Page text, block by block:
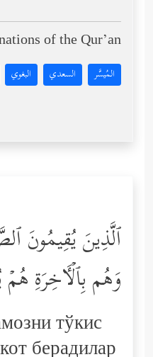
of the Qur’an:
المُيسَّر السعدي البغوي
ٱلَّذِینَ یُقِیمُونَ
وَهُم بِٱلۡـَٔاخِرَةِ هُمۡ
тўкис